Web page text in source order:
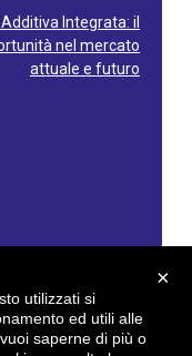
Integrata: il
nel mercato
attuale e futuro
- Italy
×
utilizzati si
ed utili alle
saperne di più o